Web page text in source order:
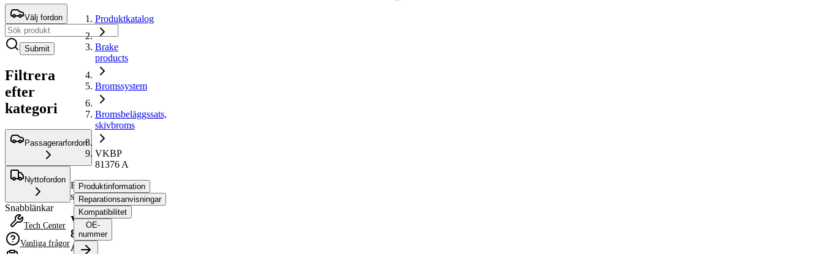
Välj fordon
Submit
Filtrera
efter
kategori
Passagerarfordon
Nyttofordon
Snabblänkar
Tech Center
Vanliga frågor
Produktkatalog
Brake
products
Bromssystem
Bromsbeläggssats,
skivbroms
VKBP
81376 A
Bromsbeläggssats,
skivbroms
VKBP
81376
A
Produktinformation
Reparationsanvisningar
Kompatibilitet
OE-
nummer